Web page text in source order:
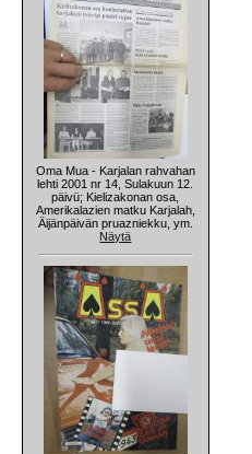
Oma Mua - Karjalan rahvahan
lehti 2001 nr 14, Sulakuun 12.
päivü; Kielizakonan osa,
Amerikalazien matku Karjalah,
Äijänpäivän pruazniekku, ym.
Näytä